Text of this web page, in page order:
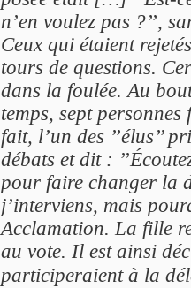
n’en voulez pas ?’’,
Ceux qui étaient
tours de questions.
dans la foulée. Au
temps, sept
fait, l’un des
débats et dit :
pour faire changer la
j’interviens, mais
Acclamation. La fille
au vote. Il est ainsi
participeraient à la